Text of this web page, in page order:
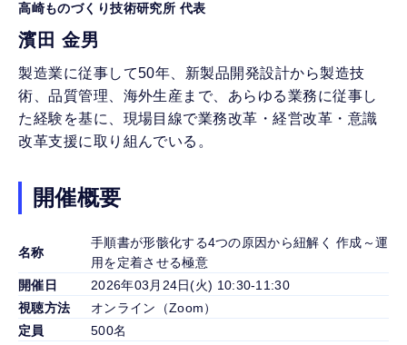
高崎ものづくり技術研究所 代表
濱田 金男
製造業に従事して50年、新製品開発設計から製造技
術、品質管理、海外生産まで、あらゆる業務に従事し
た経験を基に、現場目線で業務改革・経営改革・意識
改革支援に取り組んでいる。
開催概要
名称
手順書が形骸化する4つの原因から紐解く 作成～運
用を定着させる極意
開催日
2026年03月24日(火) 10:30-11:30
視聴方法
オンライン（Zoom）
定員
500名